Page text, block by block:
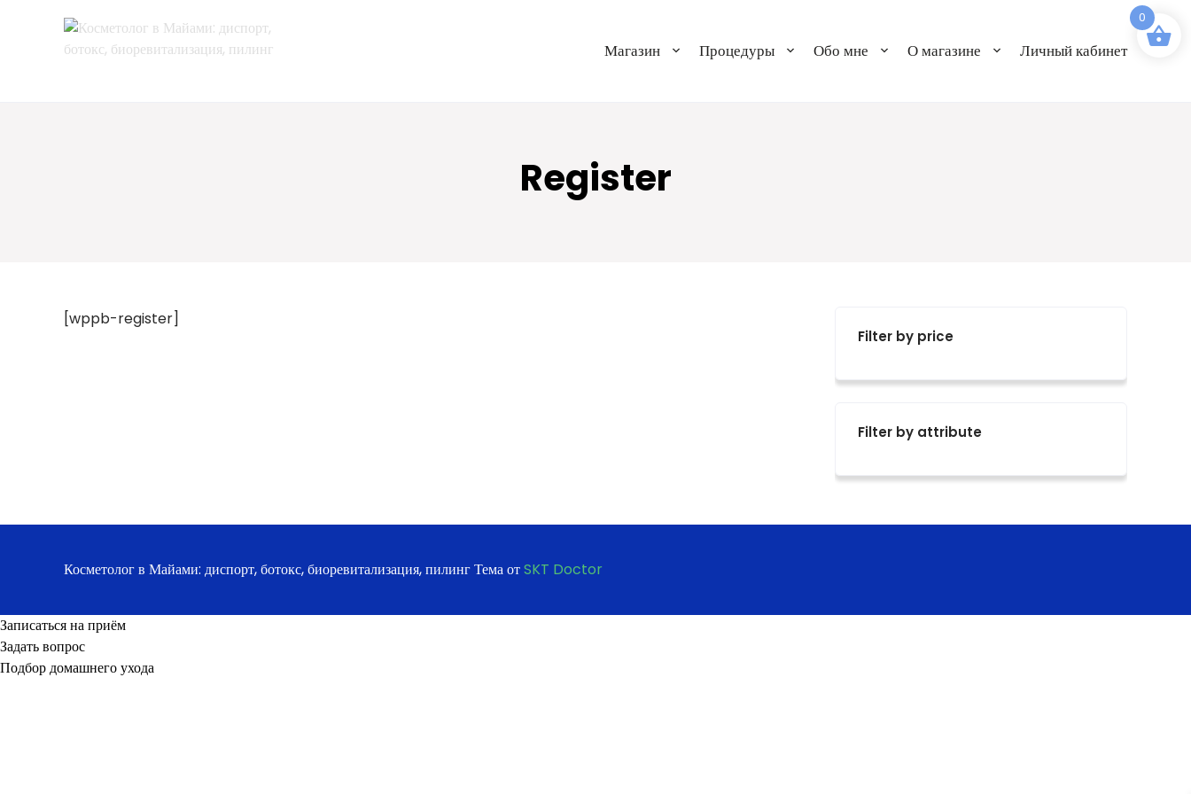
содержимому
Магазин Процедуры Обо мне О магазине Личный кабинет
Register
[wppb-register]
Filter by price
Filter by attribute
Косметолог в Майами: диспорт, ботокс, биоревитализация, пилинг Тема отSKT Doctor
0
Записаться на приём
Задать вопрос
Подбор домашнего ухода